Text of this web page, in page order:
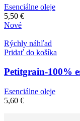
Esenciálne oleje
5,50 €
Nové
Rýchly náhľad
Pridať do košíka
Petitgrain-100%
Esenciálne oleje
5,60 €